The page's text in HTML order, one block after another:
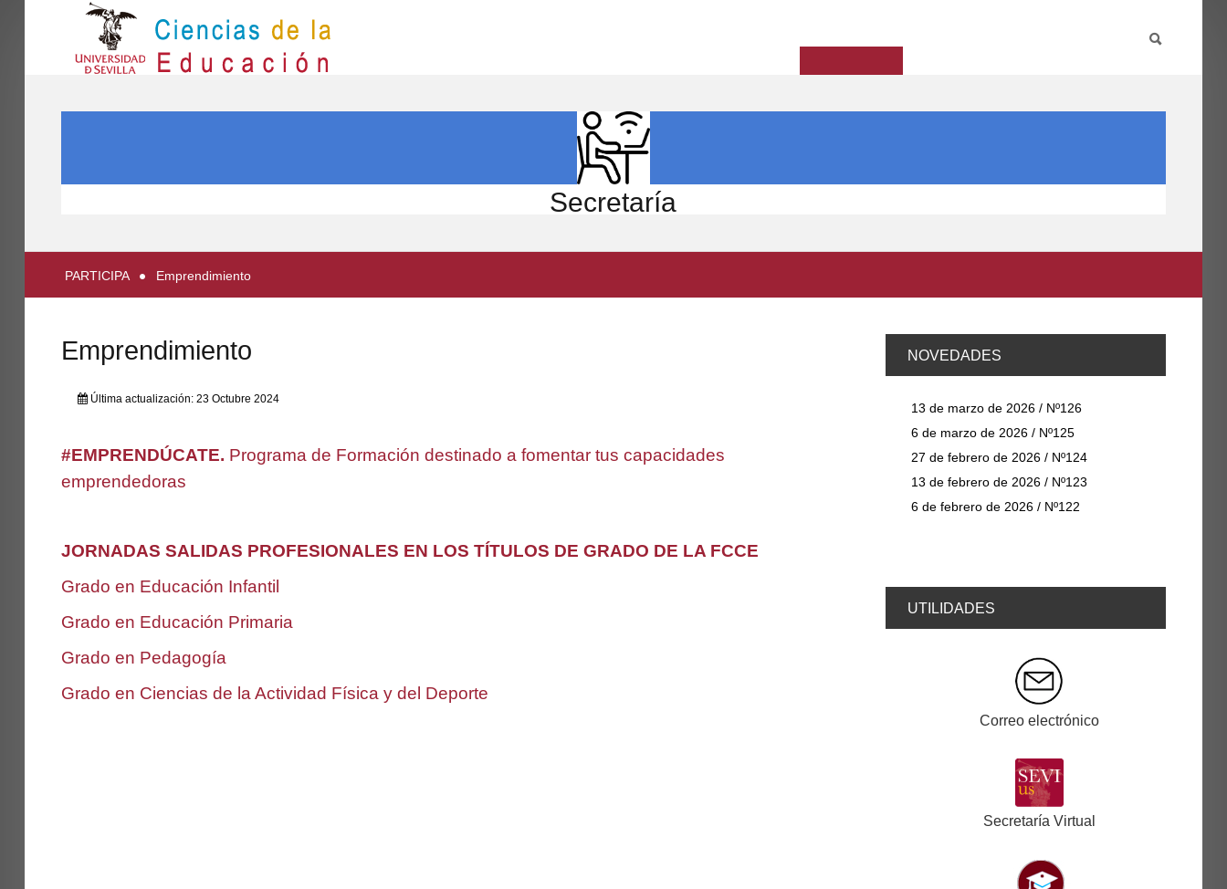
PARTICIPA
Secretaría
PARTICIPA Emprendimiento
Emprendimiento
Última actualización: 23 Octubre 2024
#EMPRENDÚCATE. Programa de Formación destinado a fomentar tus capacidades
emprendedoras
JORNADAS SALIDAS PROFESIONALES EN LOS TÍTULOS DE GRADO DE LA FCCE
Grado en Educación Infantil
Grado en Educación Primaria
Grado en Pedagogía
Grado en Ciencias de la Actividad Física y del Deporte
NOVEDADES
13 de marzo de 2026 / Nº126
6 de marzo de 2026 / Nº125
27 de febrero de 2026 / Nº124
13 de febrero de 2026 / Nº123
6 de febrero de 2026 / Nº122
UTILIDADES
Correo electrónico
Secretaría Virtual